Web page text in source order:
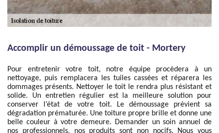
Accomplir un démoussage de toit - Mortery
Pour entretenir votre toit, notre équipe procèdera à un
nettoyage, puis remplacera les tuiles cassées et réparera les
dommages présents. Nettoyer le toit le rendra plus résistant et
solide. Un entretien régulier est la meilleure solution pour
conserver l’état de votre toit. Le démoussage prévient sa
dégradation prématurée. Une toiture propre brille et donne une
belle couleur à votre demeure. Demander un soin annuel de
nos professionnels, nos produits sont non nocifs. Nous vous